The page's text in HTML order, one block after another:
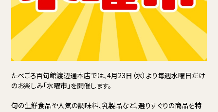
たべごろ百旬館渡辺通本店では、4月23日（水）より毎週水曜日だけ
のお楽しみ「水曜市」を開催します。
旬の生鮮食品や人気の調味料、乳製品など、選りすぐりの商品を特